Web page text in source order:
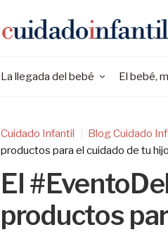
La llegada del bebé El bebé,
Cuidado Infantil Blog Cuidado
productos para el cuidado de tu hijo
El
productos